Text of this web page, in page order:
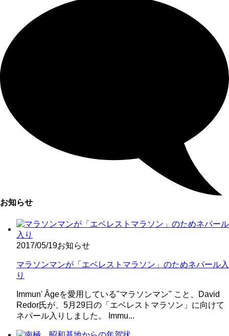
お知らせ
2017/05/19お知らせ
マラソンマンが「エベレストマラソン」のためネパール入
り
Immun' Âgeを愛用している"マラソンマン" こと、David
Redor氏が、5月29日の「エベレストマラソン」に向けて
ネパール入りしました。 Immu...